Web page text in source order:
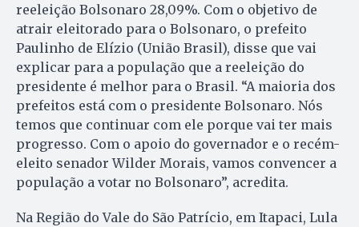
reeleição Bolsonaro 28,09%. Com o objetivo de
atrair eleitorado para o Bolsonaro, o prefeito
Paulinho de Elízio (União Brasil), disse que vai
explicar para a população que a reeleição do
presidente é melhor para o Brasil. “A maioria dos
prefeitos está com o presidente Bolsonaro. Nós
temos que continuar com ele porque vai ter mais
progresso. Com o apoio do governador e o recém-
eleito senador Wilder Morais, vamos convencer a
população a votar no Bolsonaro”, acredita.
Na Região do Vale do São Patrício, em Itapaci, Lula